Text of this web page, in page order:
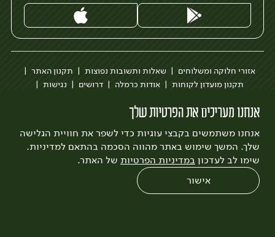
אנחנו מעריכים את הפרטיות שלך
אנחנו משתמשים בקבצי עוגיות כדי לשפר את חוויית הגלישה
שלך. המשך שימוש באתר מהווה הסכמה בהתאם למדיניות.
שימו לב לעדכון במדיניות הפרטיות של האתר.
אישור
אזורי חלוקה ומשלוחים שאלות ותשובות נפוצות
תקנון האתר
תקנון מועדון לקוחות
אודות כרמלה דרושים
נגישות
לצפייה בעדכון מדיניות פרטיות
עיצוב:3bears פיתוח:Quatro